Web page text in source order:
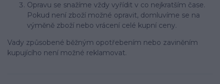
Opravu se snažíme vždy vyřídit v co nejkratším čase.
Pokud není zboží možné opravit, domluvíme se na
výměně zboží nebo vrácení celé kupní ceny.
Vady způsobené běžným opotřebením nebo zaviněním
kupujícího není možné reklamovat.